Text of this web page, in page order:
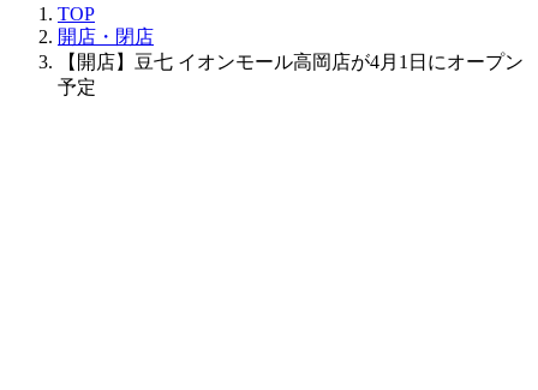
TOP
開店・閉店
【開店】豆七 イオンモール高岡店が4月1日にオープン
予定